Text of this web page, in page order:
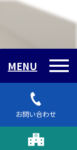
お問い合わせ
MENU
お問い合わせ